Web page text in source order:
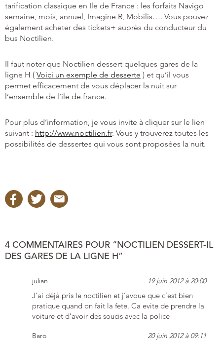
tarification classique en Ile de France : les forfaits Navigo
semaine, mois, annuel, Imagine R, Mobilis…. Vous pouvez
également acheter des tickets+ auprès du conducteur du
bus Noctilien.
Il faut noter que Noctilien dessert quelques gares de la
ligne H ( Voici un exemple de desserte ) et qu’il vous
permet efficacement de vous déplacer la nuit sur
l’ensemble de l’ile de france.
Pour plus d’information, je vous invite à cliquer sur le lien
suivant : http://www.noctilien.fr. Vous y trouverez toutes les
possibilités de dessertes qui vous sont proposées la nuit.
4 COMMENTAIRES POUR “NOCTILIEN DESSERT-IL
DES GARES DE LA LIGNE H”
julian 19 juin 2012 à 20:00
J’ai déjà pris le noctilien et j’avoue que c’est bien
pratique quand on fait la fete. Ca evite de prendre la
voiture et d’avoir des soucis avec la police
Baro 20 juin 2012 à 09:11